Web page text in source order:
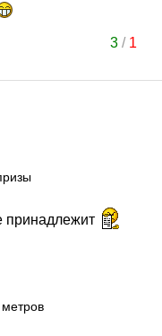
3/ 1
принадлежит
метров